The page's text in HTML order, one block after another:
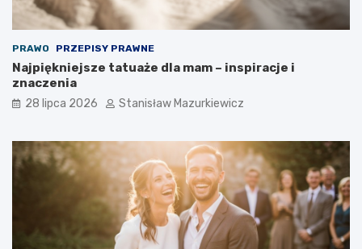
PRAWO PRZEPISY PRAWNE
Najpiękniejsze tatuaże dla mam – inspiracje i
znaczenia
28 lipca 2026 Stanisław Mazurkiewicz